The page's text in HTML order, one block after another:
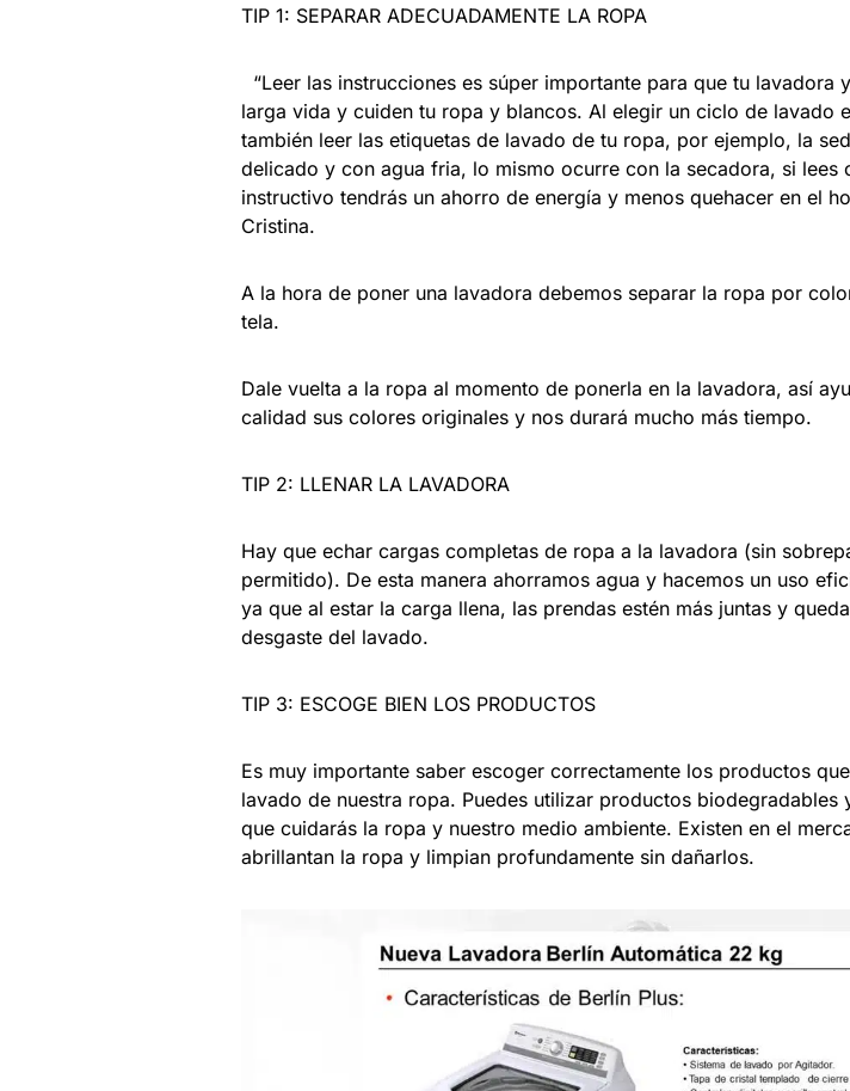
TIP 1: SEPARAR ADECUADAMENTE LA ROPA
“Leer las instrucciones es súper importante para que tu lavadora
larga vida y cuiden tu ropa y blancos. Al elegir un ciclo de lavado
también leer las etiquetas de lavado de tu ropa, por ejemplo, la
delicado y con agua fria, lo mismo ocurre con la secadora, si lees
instructivo tendrás un ahorro de energía y menos quehacer en el
Cristina.
A la hora de poner una lavadora debemos separar la ropa por
tela.
Dale vuelta a la ropa al momento de ponerla en la lavadora, así
calidad sus colores originales y nos durará mucho más tiempo.
TIP 2: LLENAR LA LAVADORA
Hay que echar cargas completas de ropa a la lavadora (sin
permitido). De esta manera ahorramos agua y hacemos un uso
ya que al estar la carga llena, las prendas estén más juntas y
desgaste del lavado.
TIP 3: ESCOGE BIEN LOS PRODUCTOS
Es muy importante saber escoger correctamente los productos
lavado de nuestra ropa. Puedes utilizar productos biodegradables
que cuidarás la ropa y nuestro medio ambiente. Existen en el
abrillantan la ropa y limpian profundamente sin dañarlos.